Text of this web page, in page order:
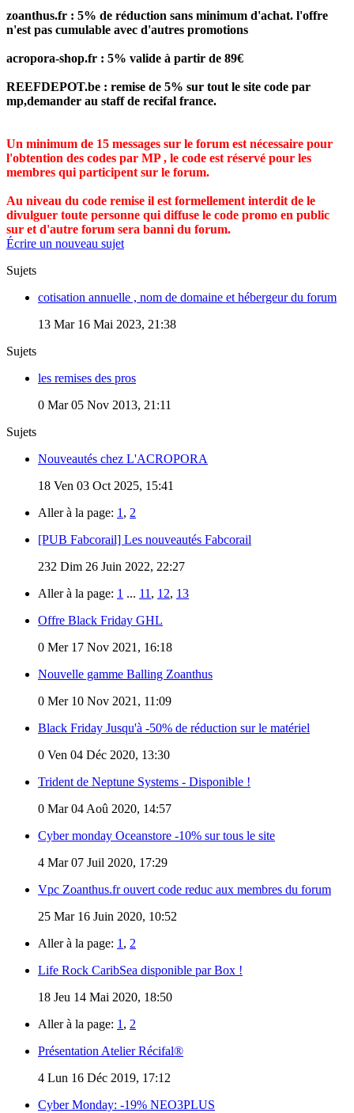
zoanthus.fr : 5% de réduction sans minimum d'achat. l'offre
n'est pas cumulable avec d'autres promotions
acropora-shop.fr : 5% valide à partir de 89€
REEFDEPOT.be : remise de 5% sur tout le site code par
mp,demander au staff de recifal france.
Un minimum de 15 messages sur le forum est nécessaire pour
l'obtention des codes par MP , le code est réservé pour les
membres qui participent sur le forum.
Au niveau du code remise il est formellement interdit de le
divulguer toute personne qui diffuse le code promo en public
sur et d'autre forum sera banni du forum.
Écrire un nouveau sujet
Sujets
cotisation annuelle , nom de domaine et hébergeur du forum
13 Mar 16 Mai 2023, 21:38
Sujets
les remises des pros
0 Mar 05 Nov 2013, 21:11
Sujets
Nouveautés chez L'ACROPORA
18 Ven 03 Oct 2025, 15:41
Aller à la page: 1 , 2
[PUB Fabcorail] Les nouveautés Fabcorail
232 Dim 26 Juin 2022, 22:27
Aller à la page: 1 ... 11 , 12, 13
Offre Black Friday GHL
0 Mer 17 Nov 2021, 16:18
Nouvelle gamme Balling Zoanthus
0 Mer 10 Nov 2021, 11:09
Black Friday Jusqu'à -50% de réduction sur le matériel
0 Ven 04 Déc 2020, 13:30
Trident de Neptune Systems - Disponible !
0 Mar 04 Aoû 2020, 14:57
Cyber monday Oceanstore -10% sur tous le site
4 Mar 07 Juil 2020, 17:29
Vpc Zoanthus.fr ouvert code reduc aux membres du forum
25 Mar 16 Juin 2020, 10:52
Aller à la page: 1 , 2
Life Rock CaribSea disponible par Box !
18 Jeu 14 Mai 2020, 18:50
Aller à la page: 1 , 2
Présentation Atelier Récifal®
4 Lun 16 Déc 2019, 17:12
Cyber Monday: -19% NEO3PLUS